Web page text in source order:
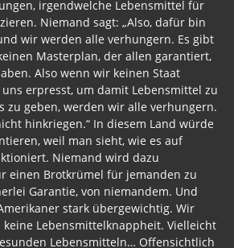
irgendwelche Lebensmittel für
Niemand sagt: „Also, dafür bin
wir werden alle verhungern. Es gibt
Masterplan, der allen garantiert,
Also wenn wir keinen Staat
erpresst, um damit Lebensmittel zu
zu geben, werden wir alle verhungern.
hinkriegen.“ In diesem Land würde
weil man sieht, wie es auf
Niemand wird dazu
einen Brotkrümel für jemanden zu
Garantie, von niemandem. Und
stark übergewichtig. Wir
Lebensmittelknappheit. Vielleicht
Lebensmitteln… Offensichtlich